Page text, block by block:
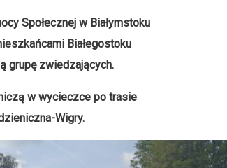
Społecznej w Białymstoku
Białegostoku
grupę zwiedzających.
w wycieczce po trasie
Wigry.